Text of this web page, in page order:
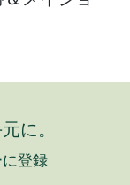
に。
登録